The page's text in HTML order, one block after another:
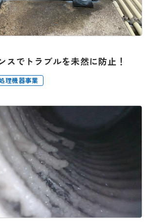
スでトラブルを未然に防止！
理機器事業